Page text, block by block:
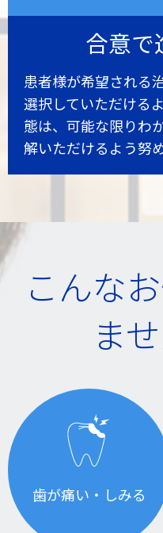
合意で
患者様が希望される
選択していただける
態は、可能な限りわ
解いただけるよう努め
こんな
ま
歯が痛い・しみる